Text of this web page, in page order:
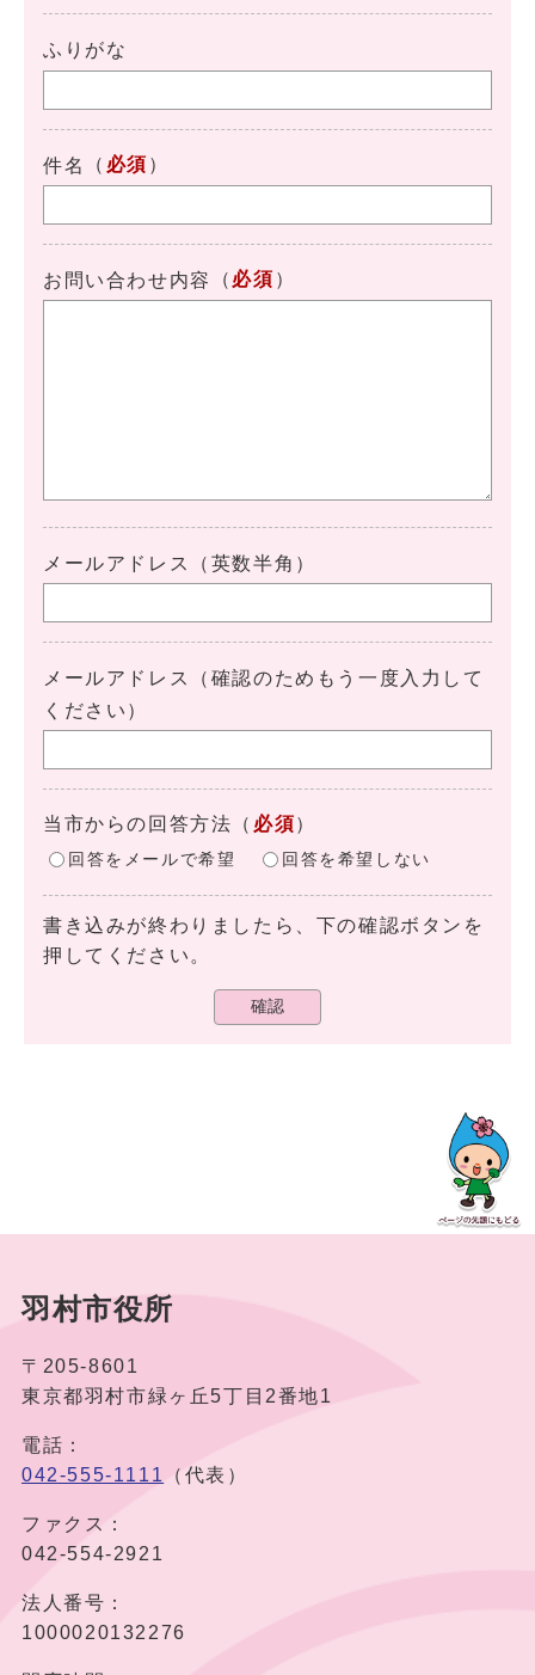
ふりがな
件名 （ 必須 ）
お問い合わせ内容 （ 必須 ）
メールアドレス（英数半角）
メールアドレス（確認のためもう一度入力して
ください）
当市からの回答方法 （ 必須）
回答をメールで希望 回答を希望しない
書き込みが終わりましたら、下の確認ボタンを
押してください。
確認
羽村市役所
〒205-8601
東京都羽村市緑ヶ丘5丁目2番地1
電話：
042-555-1111
（代表）
ファクス：
042-554-2921
法人番号：
1000020132276